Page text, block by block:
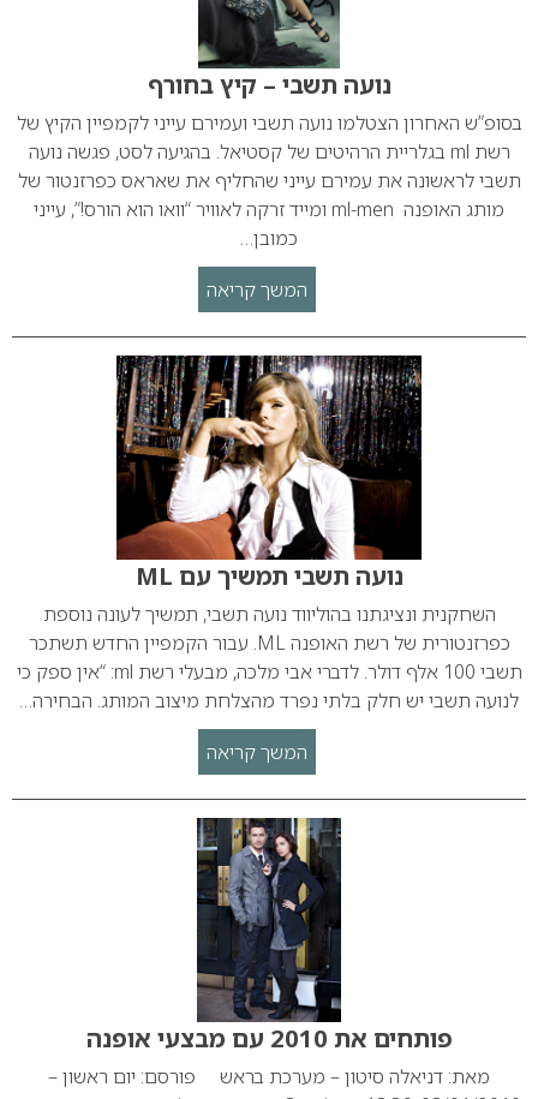
נועה תשבי – קיץ בחורף
בסופ”ש האחרון הצטלמו נועה תשבי ועמירם עייני לקמפיין הקיץ של
רשת ml בגלריית הרהיטים של קסטיאל. בהגיעה לסט, פגשה נועה
תשבי לראשונה את עמירם עייני שהחליף את שאראס כפרזנטור של
מותג האופנה ml-men ומייד זרקה לאוויר “וואו הוא הורס!”, עייני
כמובן…
המשך קריאה
נועה תשבי תמשיך עם ML
השחקנית ונציגתנו בהוליווד נועה תשבי, תמשיך לעונה נוספת
כפרזנטורית של רשת האופנה ML. עבור הקמפיין החדש תשתכר
תשבי 100 אלף דולר. לדברי אבי מלכה, מבעלי רשת ml: “אין ספק כי
לנועה תשבי יש חלק בלתי נפרד מהצלחת מיצוב המותג. הבחירה…
המשך קריאה
פותחים את 2010 עם מבצעי אופנה
מאת: דניאלה סיטון – מערכת בראש פורסם: יום ראשון –